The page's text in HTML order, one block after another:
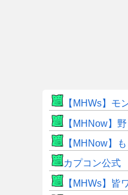
【MHWs】モ
【MHNow】
【MHNow】
カプコン公式
【MHWs】皆